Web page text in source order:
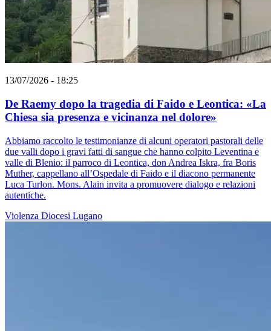
13/07/2026 - 18:25
De Raemy dopo la tragedia di Faido e Leontica: «La
Chiesa sia presenza e vicinanza nel dolore»
Abbiamo raccolto le testimonianze di alcuni operatori pastorali delle
due valli dopo i gravi fatti di sangue che hanno colpito Leventina e
valle di Blenio: il parroco di Leontica, don Andrea Iskra, fra Boris
Muther, cappellano all’Ospedale di Faido e il diacono permanente
Luca Turlon. Mons. Alain invita a promuovere dialogo e relazioni
autentiche.
Violenza Diocesi Lugano